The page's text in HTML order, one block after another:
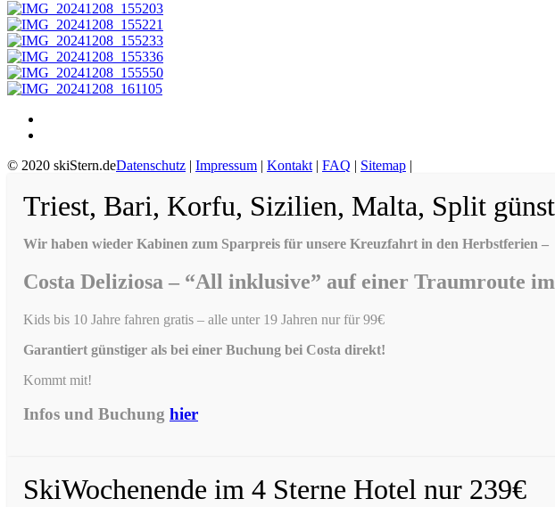
© 2020 skiStern.deDatenschutz | Impressum | Kontakt | FAQ | Sitemap |
Triest, Bari, Korfu, Sizilien, Malta, Split
Wir haben wieder Kabinen zum Sparpreis für unsere Kreuzfahrt in den Herbstferien –
Costa Deliziosa – “All inklusive” auf einer Traumroute
Kids bis 10 Jahre fahren gratis – alle unter 19 Jahren nur für 99€
Garantiert günstiger als bei einer Buchung bei Costa direkt!
Kommt mit!
Infos und Buchung hier
SkiWochenende im 4 Sterne Hotel nur 239€